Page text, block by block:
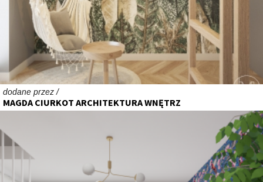
dodane przez /
MAGDA CIURKOT ARCHITEKTURA WNĘTRZ